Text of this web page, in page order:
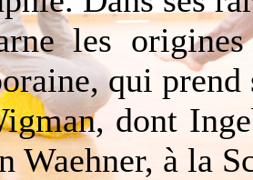
les
qui prend
dont
Waehner, à la